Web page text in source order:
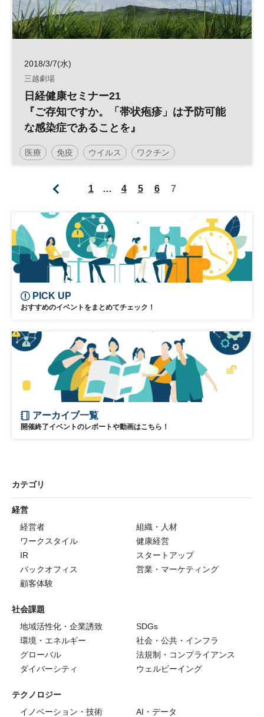
2018/3/7(水)
三越劇場
日経健康セミナー21
『ご存知ですか。「帯状疱疹」は予防可能
な感染症であることを』
医療 免疫 ウイルス ワクチン
1 … 4 5 6 7
PICK UP
おすすめのイベントをまとめてチェック！
アーカイブ一覧
開催終了イベントのレポートや動画はこちら！
カテゴリ
経営
経営者
組織・人材
ワークスタイル
健康経営
IR
スタートアップ
バックオフィス
営業・マーケティング
顧客体験
社会課題
地域活性化・企業誘致
SDGs
環境・エネルギー
社会・公共・インフラ
グローバル
法規制・コンプライアンス
ダイバーシティ
ウェルビーイング
テクノロジー
イノベーション・技術
AI・データ